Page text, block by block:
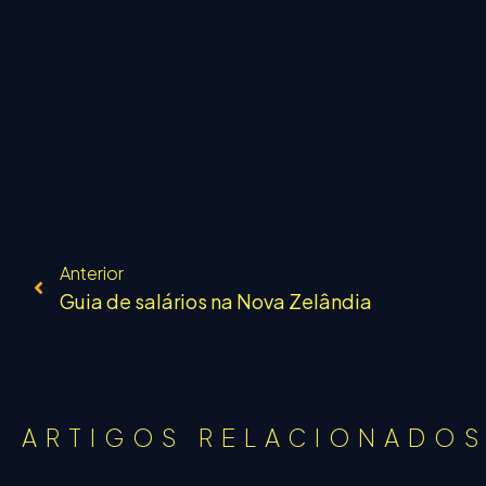
Anterior
Guia de salários na Nova Zelândia
ARTIGOS